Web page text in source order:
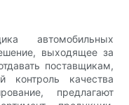
автомобильных
выходящее за
поставщикам,
контроль качества
предлагают